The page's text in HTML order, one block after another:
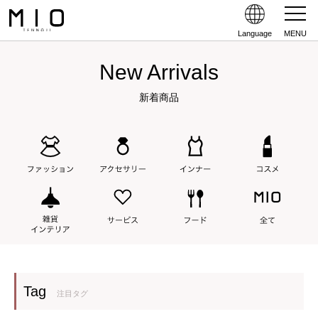
Language MENU
New Arrivals
新着商品
Tag 注目タグ